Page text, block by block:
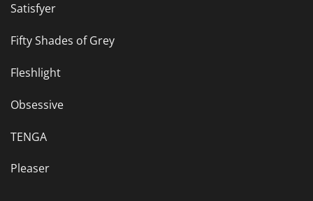
Satisfyer
Fifty Shades of Grey
Fleshlight
Obsessive
TENGA
Pleaser